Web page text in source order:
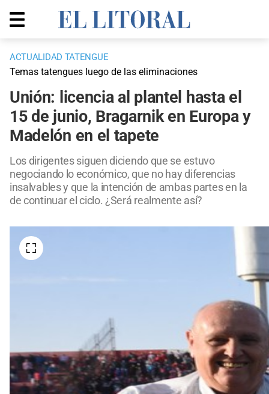
ACTUALIDAD TATENGUE
Temas tatengues luego de las eliminaciones
Unión: licencia al plantel hasta el
15 de junio, Bragarnik en Europa y
Madelón en el tapete
Los dirigentes siguen diciendo que se estuvo
negociando lo económico, que no hay diferencias
insalvables y que la intención de ambas partes en la
de continuar el ciclo. ¿Será realmente así?